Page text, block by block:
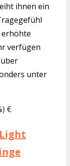
ihnen ein
erhöhte
verfügen
unter
€